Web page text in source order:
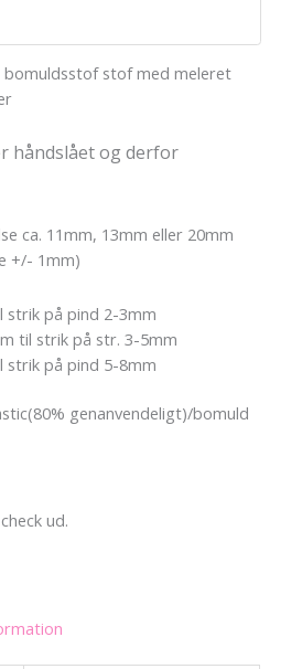
bomuldsstof stof med meleret
håndslået og derfor
ca. 11mm, 13mm eller 20mm
+/- 1mm)
på pind 2-3mm
til strik på str. 3-5mm
på pind 5-8mm
genanvendeligt)/bomuld
ud.